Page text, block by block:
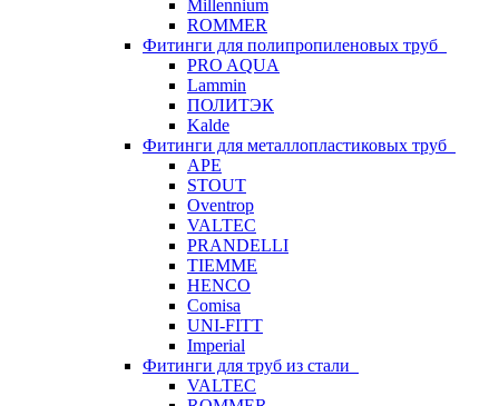
Millennium
ROMMER
Фитинги для полипропиленовых труб
PRO AQUA
Lammin
ПОЛИТЭК
Kalde
Фитинги для металлопластиковых труб
APE
STOUT
Oventrop
VALTEC
PRANDELLI
TIEMME
HENCO
Comisa
UNI-FITT
Imperial
Фитинги для труб из стали
VALTEC